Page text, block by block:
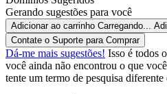
Gerando sugestões para você
Adicionar ao carrinho Carregando...
Contate o Suporte para Comprar
Dá-me mais sugestões! Isso é todos
você ainda não encontrou o que
tente um termo de pesquisa